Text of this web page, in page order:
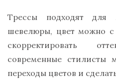
Трессы подходят
шевелюры, цвет можно с
скорректировать
современные стилисты
переходы цветов и